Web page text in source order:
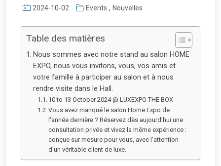
2024-10-02 Events , Nouvelles
Table des matières
Nous sommes avec notre stand au salon HOME
EXPO, nous vous invitons, vous, vos amis et
votre famille à participer au salon et à nous
rendre visite dans le Hall.
10 to 13 October 2024 @ LUXEXPO THE BOX
Vous avez manqué le salon Home Expo de
l'année dernière ? Réservez dès aujourd'hui une
consultation privée et vivez la même expérience :
conçue sur mesure pour vous, avec l'attention
d'un véritable client de luxe.